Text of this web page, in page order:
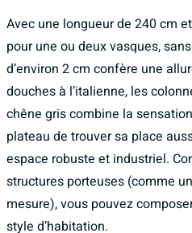
Avec une longueur de 240 cm
pour une ou deux vasques,
d’environ 2 cm confère une
douches à l’italienne, les
chêne gris combine la
plateau de trouver sa place
espace robuste et industriel.
structures porteuses (comme
mesure), vous pouvez
style d’habitation.